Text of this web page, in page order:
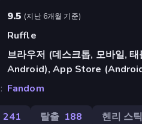
9.5 (지난 6개월 기준)
Ruffle
브라우저 (데스크톱, 모바일,
Android), App Store
Fandom
241 탈출 188 헨리 스